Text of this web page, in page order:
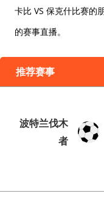
卡比 VS 保克什比赛的
的赛事直播。
推荐赛事
波特兰伐木
者